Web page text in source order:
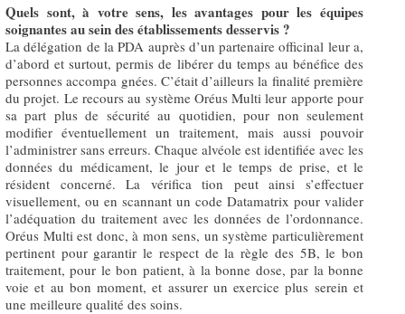
Quels sont, à votre sens, les avantages pour les équipes
soignantes au sein des établissements desservis ?
La délégation de la PDA auprès d’un partenaire officinal leur a,
d’abord et surtout, permis de libérer du temps au bénéfice des
personnes accompa gnées. C’était d’ailleurs la finalité première
du projet. Le recours au système Oréus Multi leur apporte pour
sa part plus de sécurité au quotidien, pour non seulement
modifier éventuellement un traitement, mais aussi pouvoir
l’administrer sans erreurs. Chaque alvéole est identifiée avec les
données du médicament, le jour et le temps de prise, et le
résident concerné. La vérifica tion peut ainsi s’effectuer
visuellement, ou en scannant un code Datamatrix pour valider
l’adéquation du traitement avec les données de l’ordonnance.
Oréus Multi est donc, à mon sens, un système particulièrement
pertinent pour garantir le respect de la règle des 5B, le bon
traitement, pour le bon patient, à la bonne dose, par la bonne
voie et au bon moment, et assurer un exercice plus serein et
une meilleure qualité des soins.